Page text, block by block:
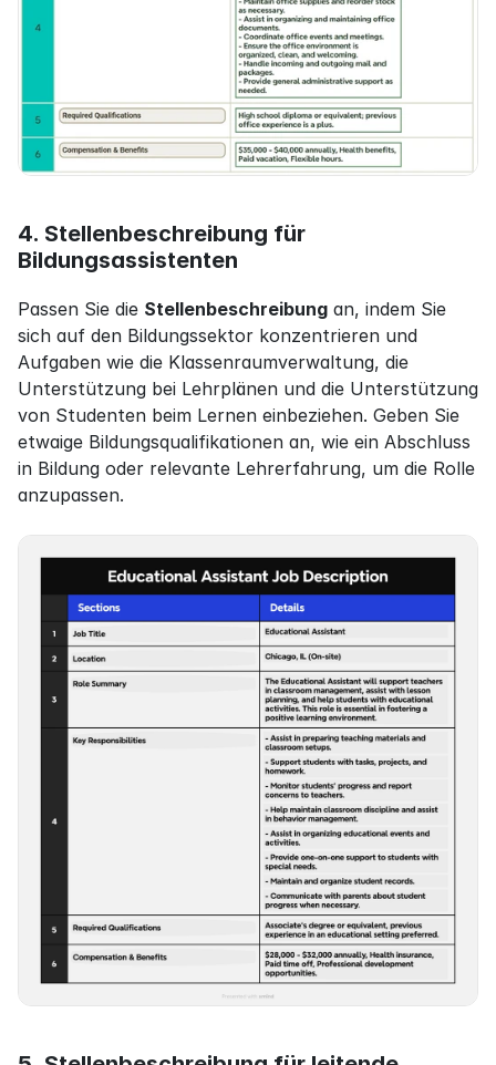
4. Stellenbeschreibung für
Bildungsassistenten
Passen Sie die Stellenbeschreibung an, indem Sie
sich auf den Bildungssektor konzentrieren und
Aufgaben wie die Klassenraumverwaltung, die
Unterstützung bei Lehrplänen und die Unterstützung
von Studenten beim Lernen einbeziehen. Geben Sie
etwaige Bildungsqualifikationen an, wie ein Abschluss
in Bildung oder relevante Lehrerfahrung, um die Rolle
anzupassen.